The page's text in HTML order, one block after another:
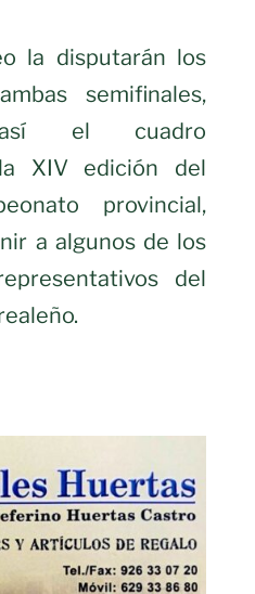
la disputarán los
semifinales,
así el cuadro
XIV edición del
provincial,
a algunos de los
del